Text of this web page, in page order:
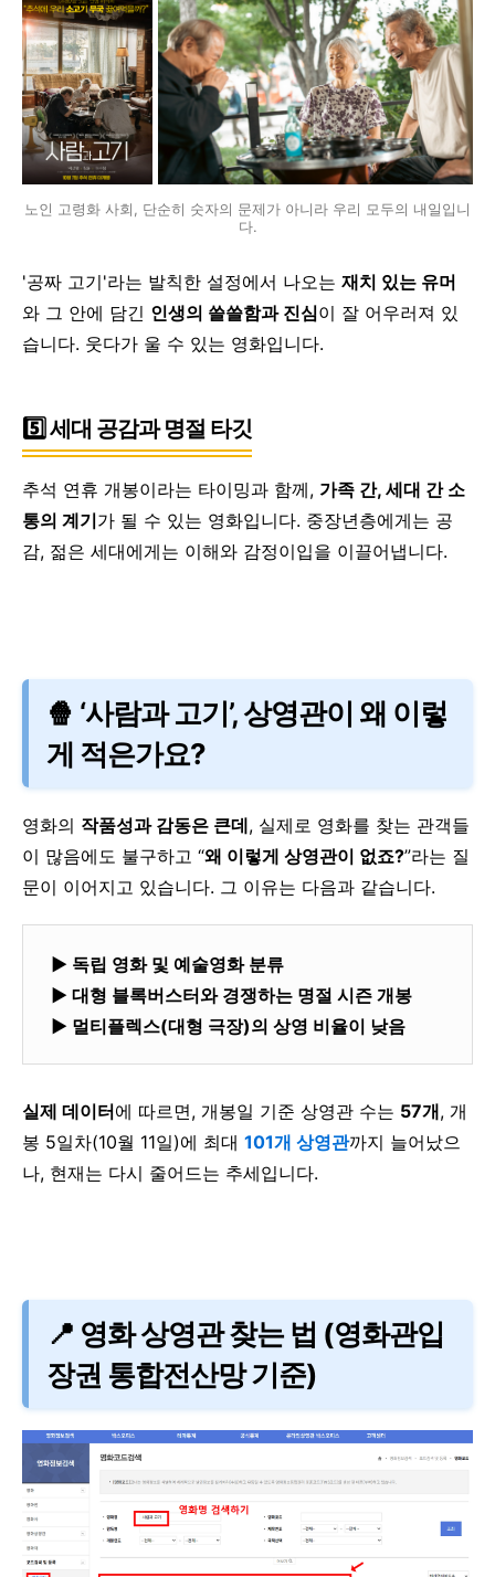
노인 고령화 사회, 단순히 숫자의 문제가 아니라 우리 모두의 내일입니
다.
'공짜 고기'라는 발칙한 설정에서 나오는 재치 있는 유머
와 그 안에 담긴 인생의 쓸쓸함과 진심이 잘 어우러져 있
습니다. 웃다가 울 수 있는 영화입니다.
5️⃣ 세대 공감과 명절 타깃
추석 연휴 개봉이라는 타이밍과 함께, 가족 간, 세대 간 소
통의 계기가 될 수 있는 영화입니다. 중장년층에게는 공
감, 젊은 세대에게는 이해와 감정이입을 이끌어냅니다.
🍿 ‘사람과 고기’, 상영관이 왜 이렇
게 적은가요?
영화의 작품성과 감동은 큰데, 실제로 영화를 찾는 관객들
이 많음에도 불구하고 “왜 이렇게 상영관이 없죠?”라는 질
문이 이어지고 있습니다. 그 이유는 다음과 같습니다.
▶ 독립 영화 및 예술영화 분류
▶ 대형 블록버스터와 경쟁하는 명절 시즌 개봉
▶ 멀티플렉스(대형 극장)의 상영 비율이 낮음
실제 데이터에 따르면, 개봉일 기준 상영관 수는 57개, 개
봉 5일차(10월 11일)에 최대 101개 상영관까지 늘어났으
나, 현재는 다시 줄어드는 추세입니다.
📍 영화 상영관 찾는 법 (영화관입
장권 통합전산망 기준)